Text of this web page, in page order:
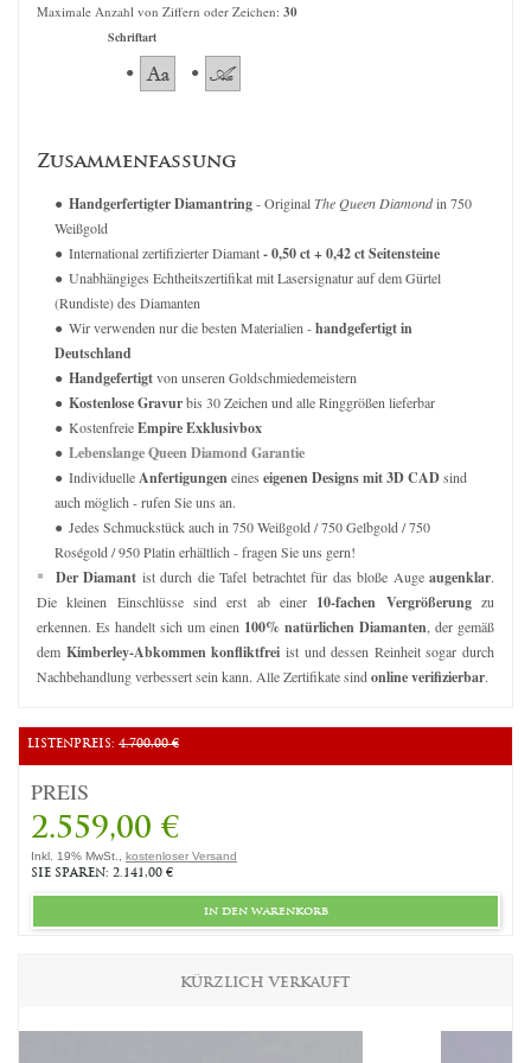
Maximale Anzahl von Ziffern oder Zeichen: 30
Schriftart
Zusammenfassung
Handgerfertigter Diamantring- OriginalThe Queen Diamondin 750
Weißgold
International zertifizierter Diamant- 0,50 ct + 0,42 ct Seitensteine
Unabhängiges Echtheitszertifikat mit Lasersignatur auf dem Gürtel
(Rundiste) des Diamanten
Wir verwenden nur die besten Materialien -handgefertigt in
Deutschland
Handgefertigtvon unseren Goldschmiedemeistern
Kostenlose Gravurbis 30 Zeichen und alle Ringgrößen lieferbar
KostenfreieEmpire Exklusivbox
Lebenslange Queen Diamond Garantie
IndividuelleAnfertigungeneines eigenen Designs mit 3D CADsind
auch möglich - rufen Sie uns an.
Jedes Schmuckstück auch in 750 Weißgold / 750 Gelbgold / 750
Roségold / 950 Platin erhältlich - fragen Sie uns gern!
* Der Diamant ist durch die Tafel betrachtet für das bloße Augeaugenklar.
Die kleinen Einschlüsse sind erst ab einer 10-fachen Vergrößerungzu
erkennen. Es handelt sich um einen 100% natürlichen Diamanten , der gemäß
dem Kimberley-Abkommen konfliktfrei ist und dessen Reinheit sogar durch
Nachbehandlung verbessert sein kann. Alle Zertifikate sindonline verifizierbar.
LISTENPREIS: 4.700,00 €
PREIS
2.559,00 €
Inkl. 19% MwSt., kostenloser Versand
SIE SPAREN: 2.141,00 €
in den warenkorb
KÜRZLICH VERKAUFT